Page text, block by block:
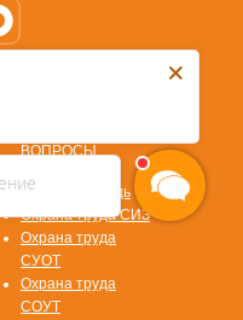
ВОПРОСЫ
Первая помощь
Охрана труда СИЗ
Охрана труда
СУОТ
Охрана труда
СОУТ